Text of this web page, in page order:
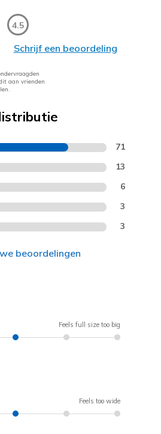
4.5
Schrijf een beoordeling
aan vrienden
71
13
6
3
3
beoordelingen
Feels full size too big
Feels too wide